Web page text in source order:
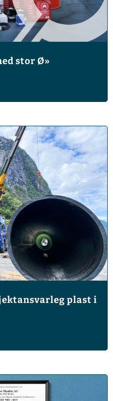
stor Ø»
plast i